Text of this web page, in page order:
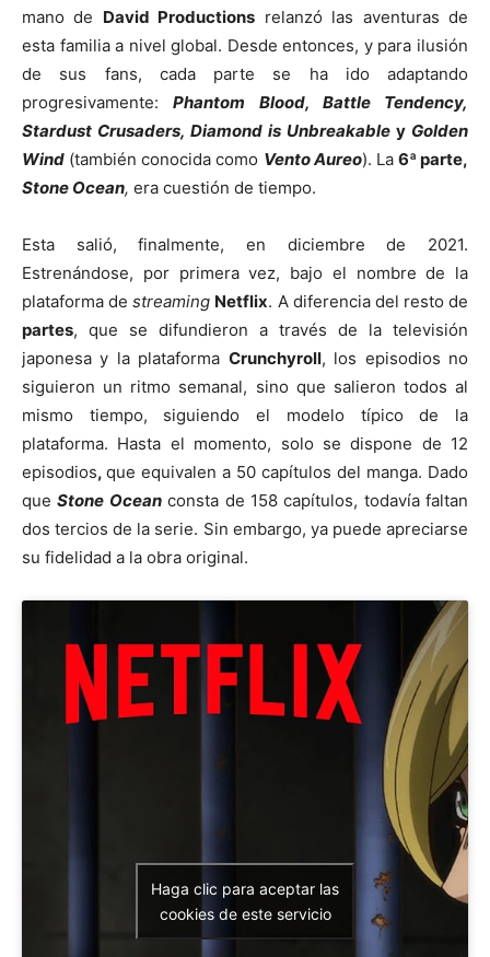
mano de David Productions relanzó las aventuras de
esta familia a nivel global. Desde entonces, y para ilusión
de sus fans, cada parte se ha ido adaptando
progresivamente:Phantom Blood, Battle Tendency,
Stardust Crusaders, Diamond is Unbreakable y Golden
Wind (también conocida como Vento Aureo). La 6ª parte,
Stone Ocean, era cuestión de tiempo.
Esta salió, finalmente, en diciembre de 2021.
Estrenándose, por primera vez, bajo el nombre de la
plataforma destreaming Netflix. A diferencia del resto de
partes, que se difundieron a través de la televisión
japonesa y la plataforma Crunchyroll, los episodios no
siguieron un ritmo semanal, sino que salieron todos al
mismo tiempo, siguiendo el modelo típico de la
plataforma. Hasta el momento, solo se dispone de 12
episodios, que equivalen a 50 capítulos del manga. Dado
queStone Oceanconsta de 158 capítulos, todavía faltan
dos tercios de la serie. Sin embargo, ya puede apreciarse
su fidelidad a la obra original.
Haga clic para aceptar las
cookies de este servicio